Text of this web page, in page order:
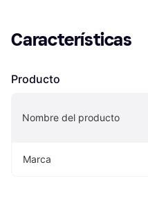
Características
Producto
Nombre del producto
Marca